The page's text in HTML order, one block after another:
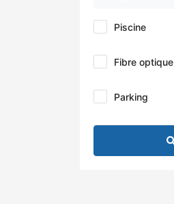
Piscine
Fibre optique
Parking